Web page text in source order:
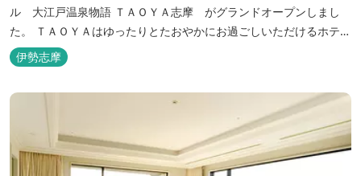
ル 大江戸温泉物語 ＴＡＯＹＡ志摩 がグランドオープンしまし
た。 ＴＡＯＹＡはゆったりとたおやかにお過ごしいただけるホテル
を目指し、カキの産地の鳥羽市浦村町にオープンしました。 目の前
は太平洋に注ぐ伊勢湾の海の風景が広がり、後背は山に囲まれ、自
然豊かな環境で、正にゆったりとたおやかに時が流れています。
伊勢志摩